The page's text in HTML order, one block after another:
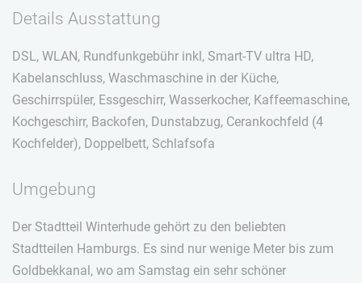
Details Ausstattung
DSL, WLAN, Rundfunkgebühr inkl, Smart-TV ultra HD,
Kabelanschluss, Waschmaschine in der Küche,
Geschirrspüler, Essgeschirr, Wasserkocher, Kaffeemaschine,
Kochgeschirr, Backofen, Dunstabzug, Cerankochfeld (4
Kochfelder), Doppelbett, Schlafsofa
Umgebung
Der Stadtteil Winterhude gehört zu den beliebten
Stadtteilen Hamburgs. Es sind nur wenige Meter bis zum
Goldbekkanal, wo am Samstag ein sehr schöner